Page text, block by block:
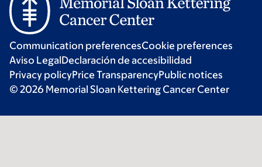
Communication preferencesCookie preferences
Aviso LegalDeclaración de accesibilidad
Privacy policyPrice TransparencyPublic notices
© 2026 Memorial Sloan Kettering Cancer Center